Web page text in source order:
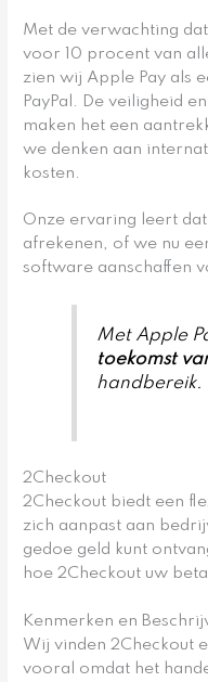
Met de verwachting
voor 10 procent van
zien wij Apple Pay als
PayPal. De veiligheid
maken het een
we denken aan
kosten.
Onze ervaring leert
afrekenen, of we nu
software aanschaffen
Met Apple
toekomst
handbereik.
2Checkout
2Checkout biedt een
zich aanpast aan
gedoe geld kunt
hoe 2Checkout uw
Kenmerken en
Wij vinden 2Checkout
vooral omdat het